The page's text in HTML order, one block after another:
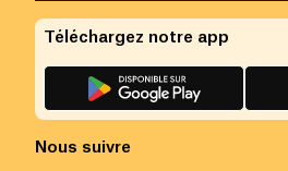
Nous suivre
Téléchargez notre app